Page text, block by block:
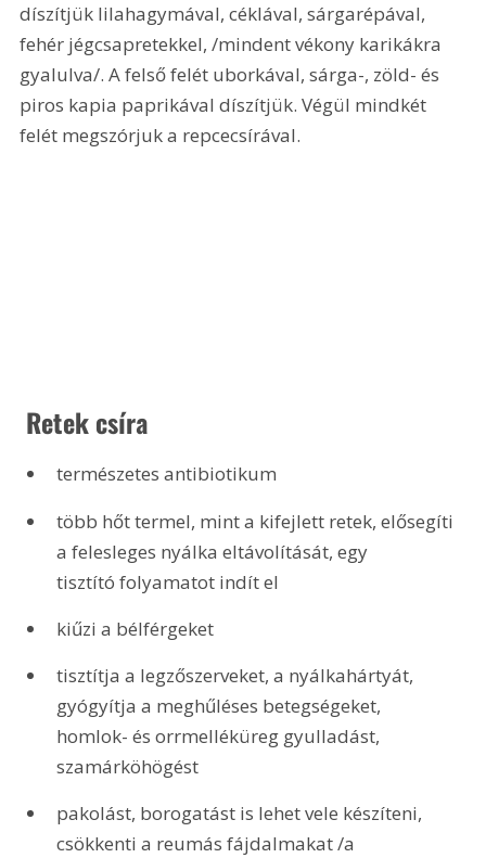
díszítjük lilahagymával, céklával, sárgarépával,
fehér jégcsapretekkel, /mindent vékony karikákra
gyalulva/. A felső felét uborkával, sárga-, zöld- és
piros kapia paprikával díszítjük. Végül mindkét
felét megszórjuk a repcecsírával.
Retek csíra
természetes antibiotikum
több hőt termel, mint a kifejlett retek, elősegíti
a felesleges nyálka eltávolítását, egy
tisztító folyamatot indít el
kiűzi a bélférgeket
tisztítja a legzőszerveket, a nyálkahártyát,
gyógyítja a meghűléses betegségeket,
homlok- és orrmelléküreg gyulladást,
szamárköhögést
pakolást, borogatást is lehet vele készíteni,
csökkenti a reumás fájdalmakat /a